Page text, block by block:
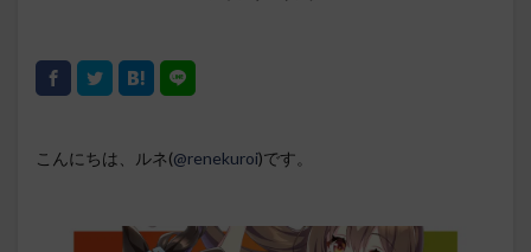
こんにちは、ルネ(@renekuroi)です。